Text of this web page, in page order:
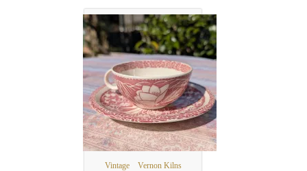
Vintage Vernon Kilns